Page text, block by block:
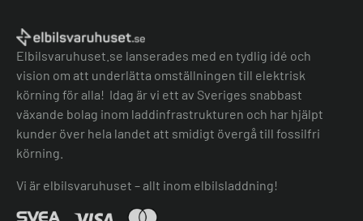
Jämför laddboxar
Köpvillkor
Elbilsvaruhuset.se lanserades med en tydlig idé och
vision om att underlätta omställningen till elektrisk
körning för alla! Idag är vi ett av Sveriges snabbast
växande bolag inom laddinfrastrukturen och har hjälpt
kunder över hela landet att smidigt övergå till fossilfri
körning.
Vi är elbilsvaruhuset – allt inom elbilsladdning!